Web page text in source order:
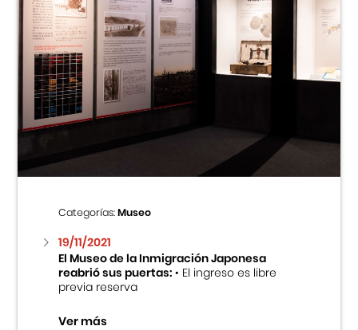
Categorías:Museo
19/11/2021
El Museo de la Inmigración Japonesa
reabrió sus puertas:• El ingreso es libre
previa reserva
Ver más